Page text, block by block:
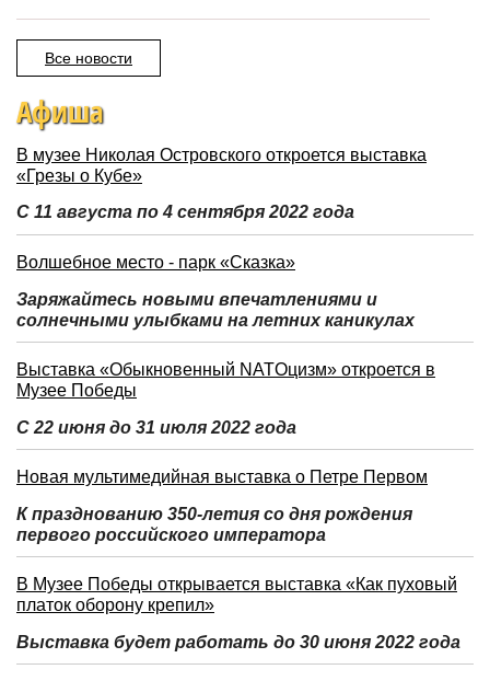
Все новости
Афиша
В музее Николая Островского откроется выставка
«Грезы о Кубе»
С 11 августа по 4 сентября 2022 года
Волшебное место - парк «Сказка»
Заряжайтесь новыми впечатлениями и
солнечными улыбками на летних каникулах
Выставка «Обыкновенный NATOцизм» откроется в
Музее Победы
С 22 июня до 31 июля 2022 года
Новая мультимедийная выставка о Петре Первом
К празднованию 350-летия со дня рождения
первого российского императора
В Музее Победы открывается выставка «Как пуховый
платок оборону крепил»
Выставка будет работать до 30 июня 2022 года